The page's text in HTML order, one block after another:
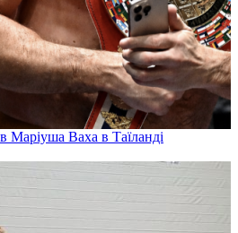
Маріуша Ваха в Таїланді